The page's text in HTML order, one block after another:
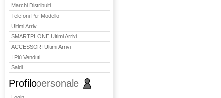
Marchi Distribuiti
Telefoni Per Modello
Ultimi Arrivi
SMARTPHONE Ultimi Arrivi
ACCESSORI Ultimi Arrivi
I Più Venduti
Saldi
Profilopersonale